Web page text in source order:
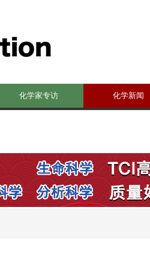
化学家专访 化学新闻